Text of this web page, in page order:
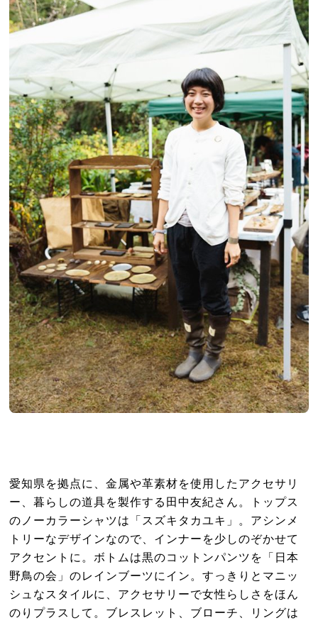
愛知県を拠点に、金属や革素材を使用したアクセサリ
ー、暮らしの道具を製作する田中友紀さん。トップス
のノーカラーシャツは「スズキタカユキ」。アシンメ
トリーなデザインなので、インナーを少しのぞかせて
アクセントに。ボトムは黒のコットンパンツを「日本
野鳥の会」のレインブーツにイン。すっきりとマニッ
シュなスタイルに、アクセサリーで女性らしさをほん
のりプラスして。ブレスレット、ブローチ、リングは